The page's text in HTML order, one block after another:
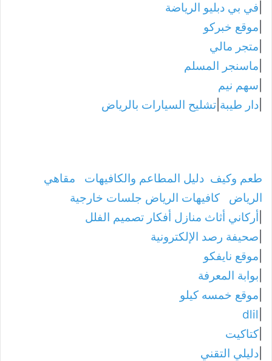
في بي دبليو الرياضة
موقع خبركو
متجر مالي
ماسنجر المسلم
سهم نيم
دار طيبة تشليح السيارات بالرياض
طعم وكيف دليل المطاعم والكافيهات
مقاهي
الرياض
كافيهات الرياض جلسات خارجية
أركاني أثاث منازل أفكار تصميم الفلل
صحيفة رصد الإلكترونية
موقع نايفكو
بوابة المعرفة
موقع خمسه كيلو
dlil
كتاكيت
دليلي التقني